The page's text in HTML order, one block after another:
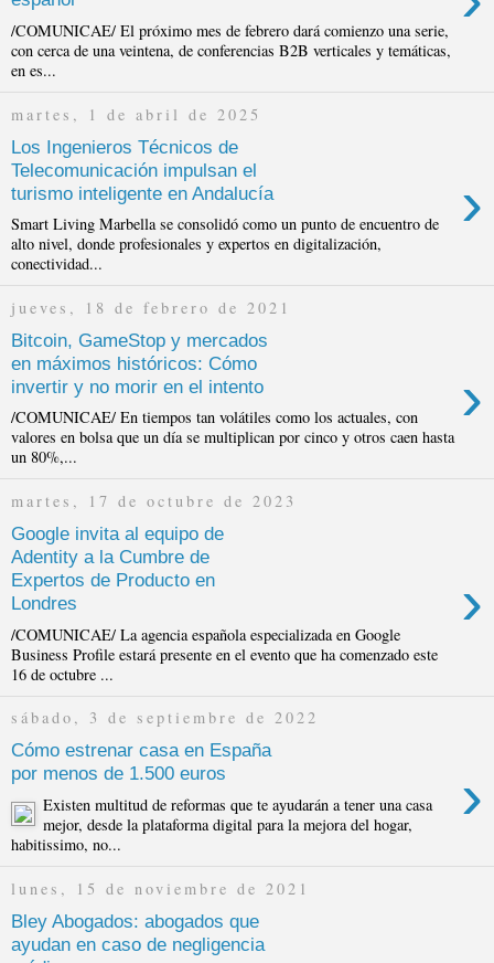
/COMUNICAE/ El próximo mes de febrero dará comienzo una serie,
con cerca de una veintena, de conferencias B2B verticales y temáticas,
en es...
martes, 1 de abril de 2025
Los Ingenieros Técnicos de
Telecomunicación impulsan el
turismo inteligente en Andalucía
›
Smart Living Marbella se consolidó como un punto de encuentro de
alto nivel, donde profesionales y expertos en digitalización,
conectividad...
jueves, 18 de febrero de 2021
Bitcoin, GameStop y mercados
en máximos históricos: Cómo
invertir y no morir en el intento
›
/COMUNICAE/ En tiempos tan volátiles como los actuales, con
valores en bolsa que un día se multiplican por cinco y otros caen hasta
un 80%,...
martes, 17 de octubre de 2023
Google invita al equipo de
Adentity a la Cumbre de
Expertos de Producto en
Londres
›
/COMUNICAE/ La agencia española especializada en Google
Business Profile estará presente en el evento que ha comenzado este
16 de octubre ...
sábado, 3 de septiembre de 2022
Cómo estrenar casa en España
por menos de 1.500 euros
›
Existen multitud de reformas que te ayudarán a tener una casa
mejor, desde la plataforma digital para la mejora del hogar,
habitissimo, no...
lunes, 15 de noviembre de 2021
Bley Abogados: abogados que
ayudan en caso de negligencia